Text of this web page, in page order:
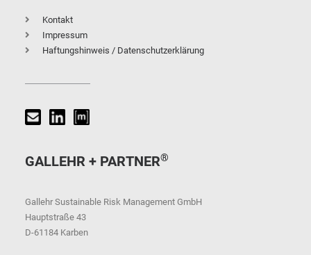
Kontakt
Impressum
Haftungshinweis / Datenschutzerklärung
GALLEHR + PARTNER®
Gallehr Sustainable Risk Management GmbH
Hauptstraße 43
D-61184 Karben